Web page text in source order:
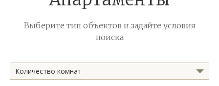
Выберите тип объектов и задайте условия
поиска
Количество комнат